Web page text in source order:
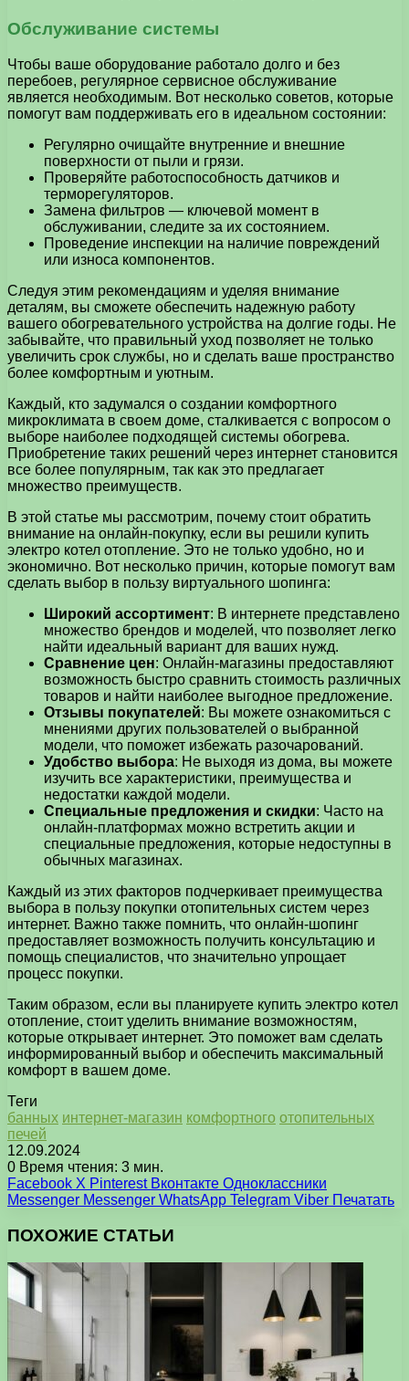
Обслуживание системы
Чтобы ваше оборудование работало долго и без
перебоев, регулярное сервисное обслуживание
является необходимым. Вот несколько советов, которые
помогут вам поддерживать его в идеальном состоянии:
Регулярно очищайте внутренние и внешние
поверхности от пыли и грязи.
Проверяйте работоспособность датчиков и
терморегуляторов.
Замена фильтров — ключевой момент в
обслуживании, следите за их состоянием.
Проведение инспекции на наличие повреждений
или износа компонентов.
Следуя этим рекомендациям и уделяя внимание
деталям, вы сможете обеспечить надежную работу
вашего обогревательного устройства на долгие годы. Не
забывайте, что правильный уход позволяет не только
увеличить срок службы, но и сделать ваше пространство
более комфортным и уютным.
Каждый, кто задумался о создании комфортного
микроклимата в своем доме, сталкивается с вопросом о
выборе наиболее подходящей системы обогрева.
Приобретение таких решений через интернет становится
все более популярным, так как это предлагает
множество преимуществ.
В этой статье мы рассмотрим, почему стоит обратить
внимание на онлайн-покупку, если вы решили купить
электро котел отопление. Это не только удобно, но и
экономично. Вот несколько причин, которые помогут вам
сделать выбор в пользу виртуального шопинга:
Широкий ассортимент: В интернете представлено
множество брендов и моделей, что позволяет легко
найти идеальный вариант для ваших нужд.
Сравнение цен: Онлайн-магазины предоставляют
возможность быстро сравнить стоимость различных
товаров и найти наиболее выгодное предложение.
Отзывы покупателей: Вы можете ознакомиться с
мнениями других пользователей о выбранной
модели, что поможет избежать разочарований.
Удобство выбора: Не выходя из дома, вы можете
изучить все характеристики, преимущества и
недостатки каждой модели.
Специальные предложения и скидки: Часто на
онлайн-платформах можно встретить акции и
специальные предложения, которые недоступны в
обычных магазинах.
Каждый из этих факторов подчеркивает преимущества
выбора в пользу покупки отопительных систем через
интернет. Важно также помнить, что онлайн-шопинг
предоставляет возможность получить консультацию и
помощь специалистов, что значительно упрощает
процесс покупки.
Таким образом, если вы планируете купить электро котел
отопление, стоит уделить внимание возможностям,
которые открывает интернет. Это поможет вам сделать
информированный выбор и обеспечить максимальный
комфорт в вашем доме.
Теги
банных интернет-магазин комфортного отопительных
печей
12.09.2024
0 Время чтения: 3 мин.
Facebook X Pinterest Вконтакте Одноклассники
Messenger Messenger WhatsApp Telegram Viber Печатать
ПОХОЖИЕ СТАТЬИ